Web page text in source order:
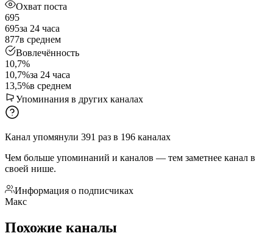
Охват поста
695
695за 24 часа
877в среднем
Вовлечённость
10,7%
10,7%за 24 часа
13,5%в среднем
Упоминания в других каналах
Канал упомянули 391 раз в 196 каналах
Чем больше упоминаний и каналов — тем заметнее канал в
своей нише.
Информация о подписчиках
Макс
Похожие каналы